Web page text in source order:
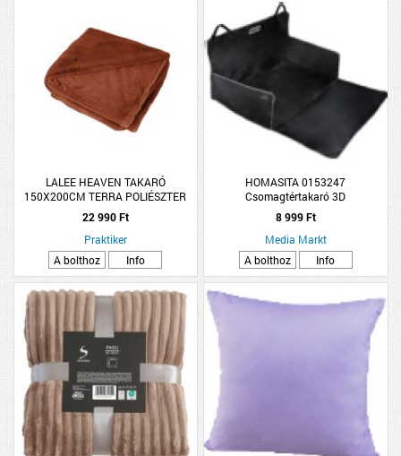
LALEE HEAVEN TAKARÓ
150X200CM TERRA POLIÉSZTER
22 990 Ft
Praktiker
A bolthoz
Info
HOMASITA 0153247
Csomagtértakaró 3D
8 999 Ft
Media Markt
A bolthoz
Info